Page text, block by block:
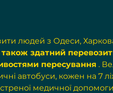
людей з Одеси,
здатний
пересування .
автобуси, кожен на 7
медичної